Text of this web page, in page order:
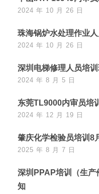
2024 年 10 月 26 日
珠海锅炉水处理作业
2024 年 10 月 26 日
深圳电梯修理人员培
2024 年 8 月 5 日
东莞TL9000内审员培
2024 年 12 月 19 日
肇庆化学检验员培训8
2025 年 8 月 7 日
深圳PPAP培训（生产
知